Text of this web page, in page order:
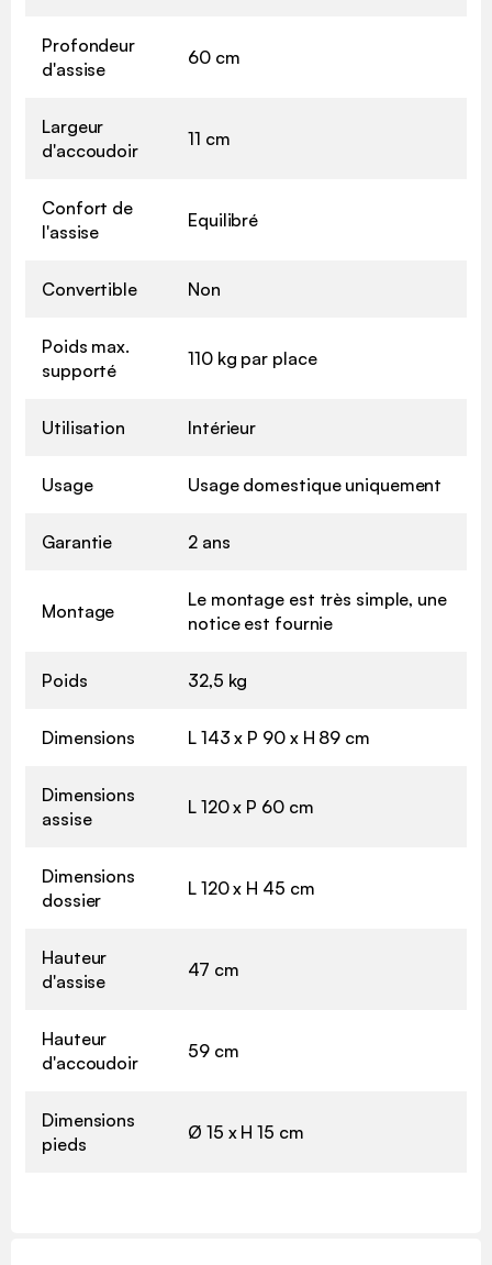
Profondeur
d'assise
60 cm
Largeur
d'accoudoir
11 cm
Confort de
l'assise
Equilibré
Convertible Non
Poids max.
supporté
110 kg par place
Utilisation Intérieur
Usage Usage domestique uniquement
Garantie 2 ans
Montage
Le montage est très simple, une
notice est fournie
Poids 32,5 kg
Dimensions L 143 x P 90 x H 89 cm
Dimensions
assise
L 120 x P 60 cm
Dimensions
dossier
L 120 x H 45 cm
Hauteur
d'assise
47 cm
Hauteur
d'accoudoir
59 cm
Dimensions
pieds
Ø 15 x H 15 cm